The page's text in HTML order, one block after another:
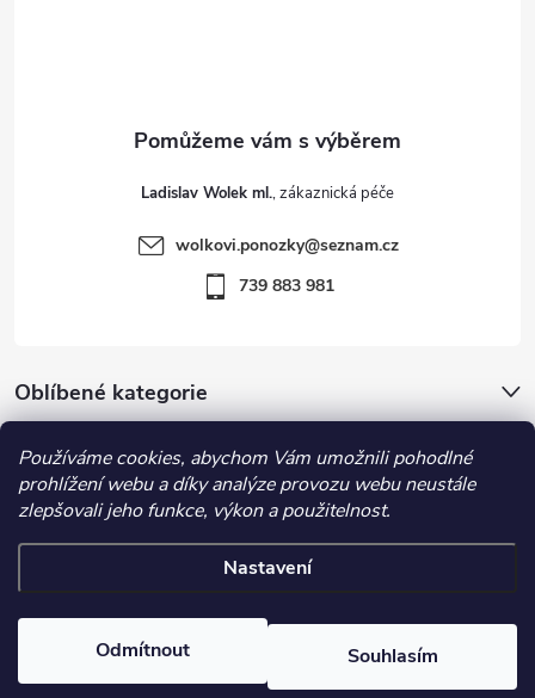
Používáme cookies, abychom Vám umožnili pohodlné
prohlížení webu a díky analýze provozu webu neustále
zlepšovali jeho funkce, výkon a použitelnost.
Nastavení
Odmítnout Souhlasím
Oblíbené kategorie
Důležité informace
Ladislav Wolek ml.
wolkovi.ponozky@seznam.cz
739 883 981
nastavení cookies